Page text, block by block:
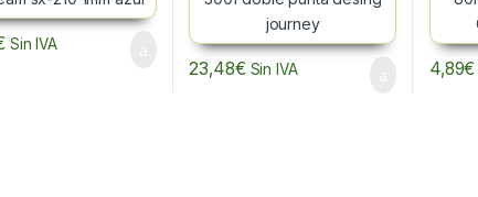
Sin IVA
23,48€ Sin IVA 4,89€